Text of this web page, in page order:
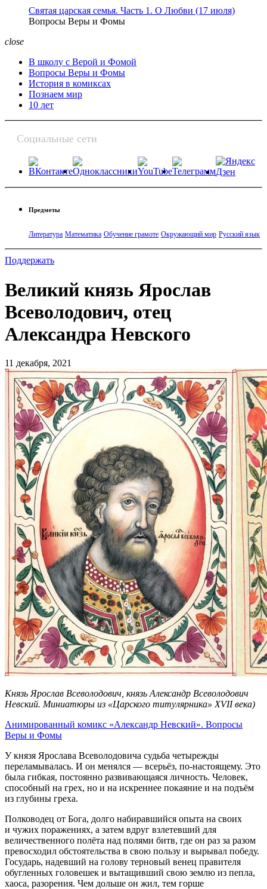
Святая царская семья. Часть 1. О Любви (17 июля)
Вопросы Веры и Фомы
close
В школу с Верой и Фомой
Вопросы Веры и Фомы
История в комиксах
Познаем мир
10 лет
Социальные сети
Предметы
Литература Математика Обучение грамоте Окружающий мир Русский язык
Поддержать
Великий князь Ярослав
Всеволодович, отец
Александра Невского
11 декабря, 2021
Князь Ярослав Всеволодович, князь Александр Всеволодович
Невский. Миниатюры из «Царского титулярника» XVII века)
Анимированный комикс «Александр Невский». Вопросы
Веры и Фомы
У князя Ярослава Всеволодовича судьба четырежды
переламывалась. И он менялся — всерьёз, по-настоящему. Это
была гибкая, постоянно развивающаяся личность. Человек,
способный на грех, но и на искреннее покаяние и на подъём
из глубины греха.
Полководец от Бога, долго набиравшийся опыта на своих
и чужих поражениях, а затем вдруг взлетевший для
величественного полёта над полями битв, где он раз за разом
превосходил обстоятельства в свою пользу и вырывал победу.
Государь, надевший на голову терновый венец правителя
обугленных головешек и вытащивший свою землю из пепла,
хаоса, разорения. Чем дольше он жил, тем горше